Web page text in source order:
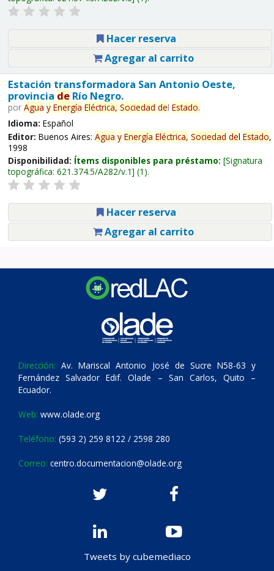
Hacer reserva
Agregar al carrito
Estación transformadora San Antonio Oeste,
provincia deRío Negro.
por Agua y Energía Eléctrica, Sociedad del Estado.
Idioma: Español
Editor: Buenos Aires: Agua y Energía Eléctrica, Sociedad del Estado,
1998
Disponibilidad: Ítems disponibles para préstamo: Signatura
topográfica: 621.374.5/A282/v.1 (1).
Hacer reserva
Agregar al carrito
Dirección: Av. Mariscal Antonio José de Sucre N58-63 y
Fernández Salvador Edif. Olade – San Carlos, Quito –
Ecuador.
Web: www.olade.org
Teléfono: (593 2) 259 8122 / 2598 280
Correo: centro.documentacion@olade.org
Tweets by cubemediaco